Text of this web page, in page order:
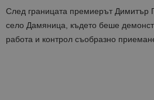
След границата премиерът Димитър
село Дамяница, където беше
работа и контрол съобразно